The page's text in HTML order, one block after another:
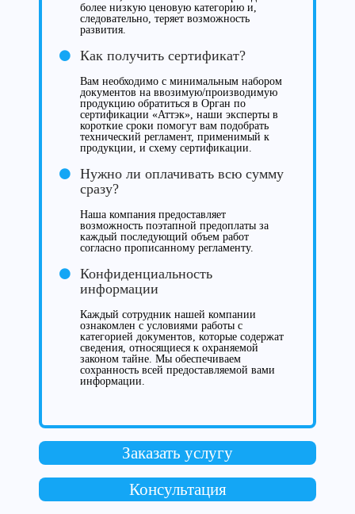
более низкую ценовую категорию и,
следовательно, теряет возможность
развития.
Как получить сертификат?
Вам необходимо с минимальным набором
документов на ввозимую/производимую
продукцию обратиться в Орган по
сертификации «Аттэк», наши эксперты в
короткие сроки помогут вам подобрать
технический регламент, применимый к
продукции, и схему сертификации.
Нужно ли оплачивать всю сумму
сразу?
Наша компания предоставляет
возможность поэтапной предоплаты за
каждый последующий объем работ
согласно прописанному регламенту.
Конфиденциальность
информации
Каждый сотрудник нашей компании
ознакомлен с условиями работы с
категорией документов, которые содержат
сведения, относящиеся к охраняемой
законом тайне. Мы обеспечиваем
сохранность всей предоставляемой вами
информации.
Заказать услугу
Консультация